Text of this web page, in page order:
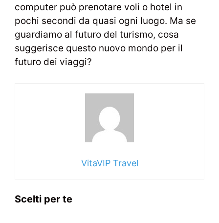
computer può prenotare voli o hotel in
pochi secondi da quasi ogni luogo. Ma se
guardiamo al futuro del turismo, cosa
suggerisce questo nuovo mondo per il
futuro dei viaggi?
VitaVIP Travel
Scelti per te